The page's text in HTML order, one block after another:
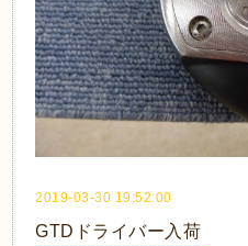
2019-03-30 19:52:00
GTDドライバー入荷